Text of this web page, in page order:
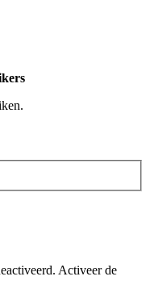
Activeer de